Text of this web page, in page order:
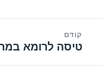
קודם
הפוסט
טיסה לרומא במרץ 28/03/2014